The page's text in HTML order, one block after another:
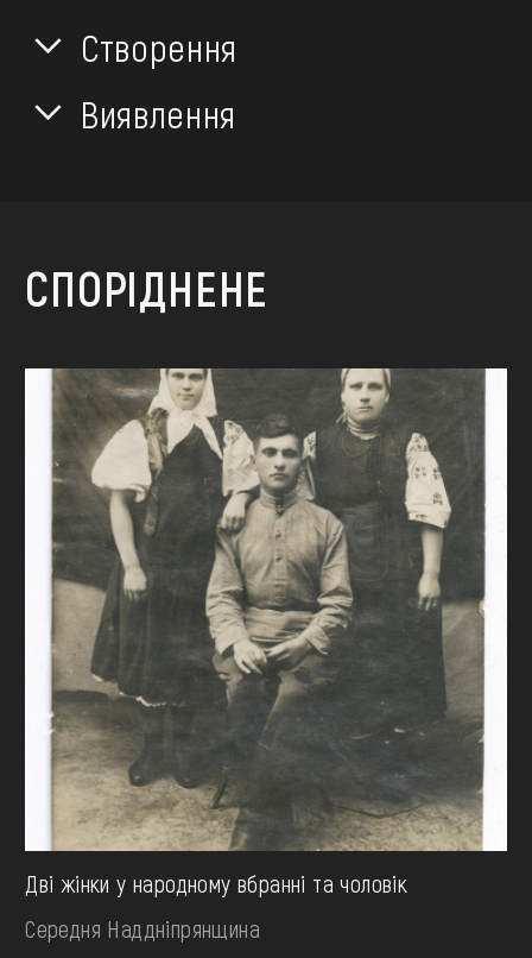
Створення
Виявлення
СПОРІДНЕНЕ
Дві жінки у народному вбранні та чоловік
Середня Наддніпрянщина